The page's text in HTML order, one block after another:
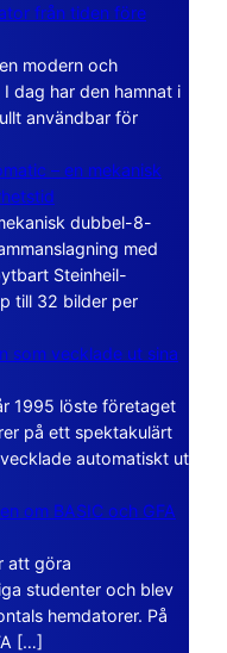
från tiden före
modern och
dag har den hamnat i
användbar för
– en mekanisk
dubbel-8-
med
Steinheil-
till 32 bilder per
som vecklade ut sina
1995 löste företaget
på ett spektakulärt
automatiskt ut
om BASIC och GFA
att göra
studenter och blev
hemdatorer. På
[…]